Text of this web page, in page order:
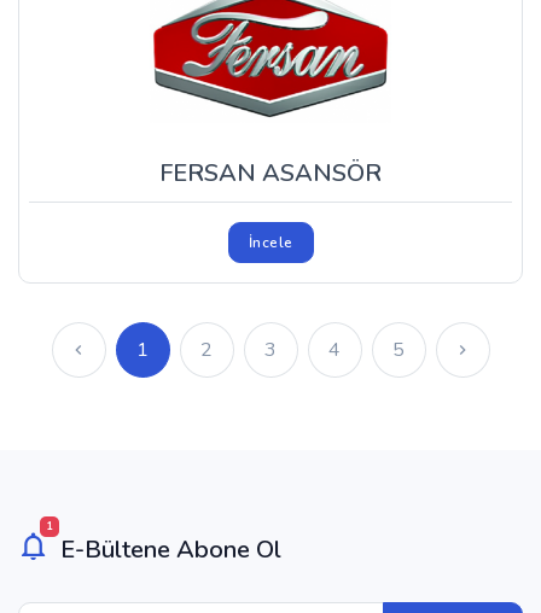
FERSAN ASANSÖR
İncele
1 2 3 4 5
1
E-Bültene Abone Ol